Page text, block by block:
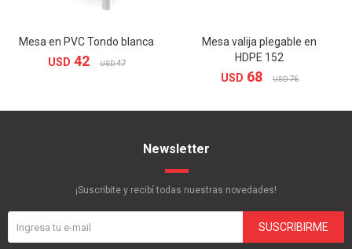
Mesa en PVC Tondo blanca
USD 42 USD 47
Mesa valija plegable en
HDPE 152
USD 68 USD 76
Newsletter
¡Suscribite y recibí todas nuestras novedades!
SUSCRIBIRME